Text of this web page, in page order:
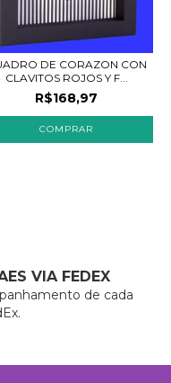
DE CORAZON CON
CLAVITOS ROJOS Y F...
R$168,97
COMPRAR
VIA FEDEX
de cada